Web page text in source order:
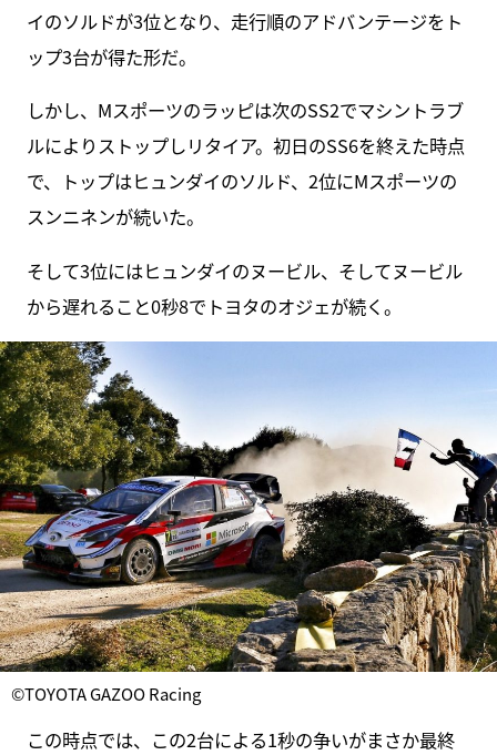
イのソルドが3位となり、走行順のアドバンテージをト
ップ3台が得た形だ。
しかし、Mスポーツのラッピは次のSS2でマシントラブ
ルによりストップしリタイア。初日のSS6を終えた時点
で、トップはヒュンダイのソルド、2位にMスポーツの
スンニネンが続いた。
そして3位にはヒュンダイのヌービル、そしてヌービル
から遅れること0秒8でトヨタのオジェが続く。
©TOYOTA GAZOO Racing
この時点では、この2台による1秒の争いがまさか最終